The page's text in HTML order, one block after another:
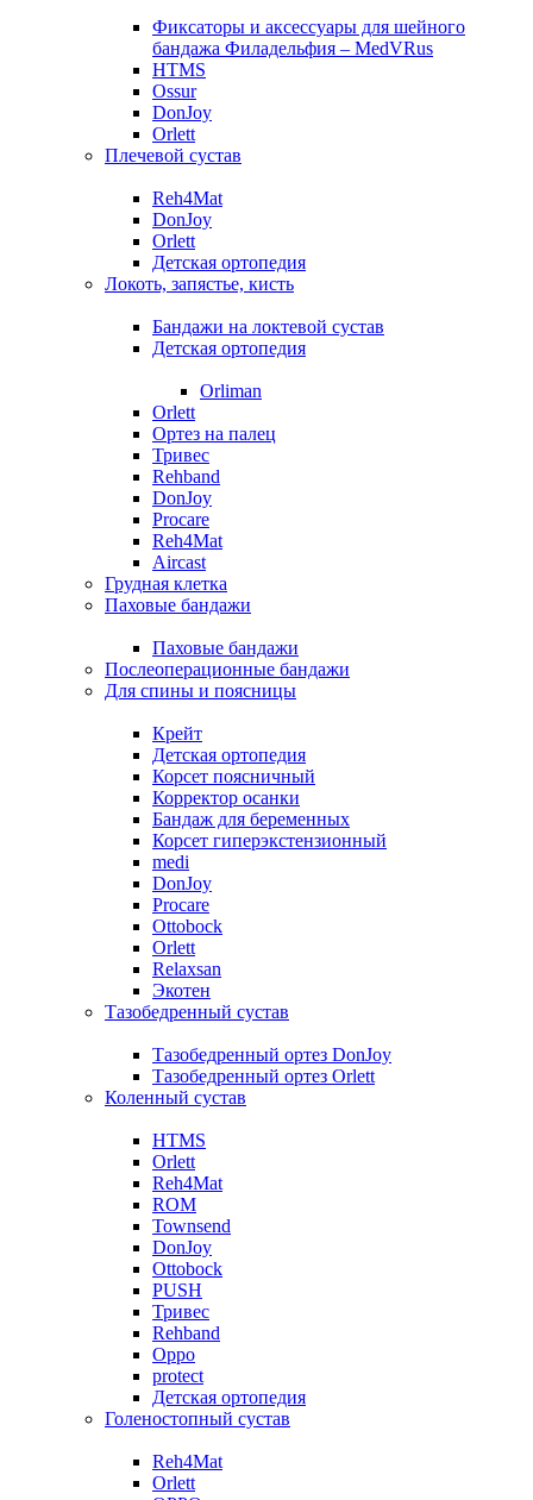
Фиксаторы и аксессуары для шейного
бандажа Филадельфия – MedVRus
HTMS
Ossur
DonJoy
Orlett
Плечевой сустав
Reh4Mat
DonJoy
Orlett
Детская ортопедия
Локоть, запястье, кисть
Бандажи на локтевой сустав
Детская ортопедия
Orliman
Orlett
Ортез на палец
Тривес
Rehband
DonJoy
Procare
Reh4Mat
Aircast
Грудная клетка
Паховые бандажи
Паховые бандажи
Послеоперационные бандажи
Для спины и поясницы
Крейт
Детская ортопедия
Корсет поясничный
Корректор осанки
Бандаж для беременных
Корсет гиперэкстензионный
medi
DonJoy
Procare
Ottobock
Orlett
Relaxsan
Экотен
Тазобедренный сустав
Тазобедренный ортез DonJoy
Тазобедренный ортез Orlett
Коленный сустав
HTMS
Orlett
Reh4Mat
ROM
Townsend
DonJoy
Ottobock
PUSH
Тривес
Rehband
Oppo
protect
Детская ортопедия
Голеностопный сустав
Reh4Mat
Orlett